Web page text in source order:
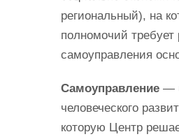
региональный), на
полномочий требует
самоуправления
Самоуправление —
человеческого
которую Центр